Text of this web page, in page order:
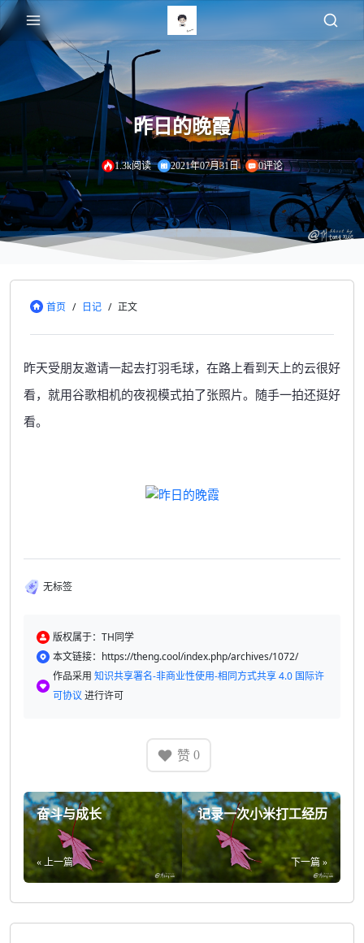
昨日的晚霞
1.3k阅读 2021年07月31日 0评论
首页 / 日记 / 正文
昨天受朋友邀请一起去打羽毛球，在路上看到天上的云很好
看，就用谷歌相机的夜视模式拍了张照片。随手一拍还挺好
看。
无标签
版权属于：TH同学
本文链接：https://theng.cool/index.php/archives/1072/
作品采用 知识共享署名-非商业性使用-相同方式共享 4.0 国际许
可协议 进行许可
赞 0
奋斗与成长
« 上一篇
记录一次小米打工经历
下一篇 »